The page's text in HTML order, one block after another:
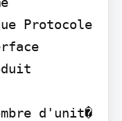
Protocole
d'unit�